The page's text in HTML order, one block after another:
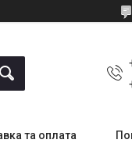
та оплата